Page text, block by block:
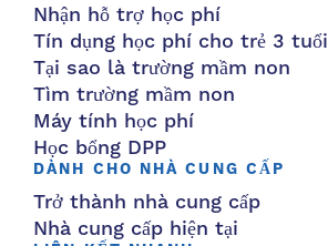
Nhận hỗ trợ học phí
Tín dụng học phí cho trẻ 3 tuổi
Tại sao là trường mầm non
Tìm trường mầm non
Máy tính học phí
Học bổng DPP
DÀNH CHO NHÀ CUNG CẤP
Trở thành nhà cung cấp
Nhà cung cấp hiện tại